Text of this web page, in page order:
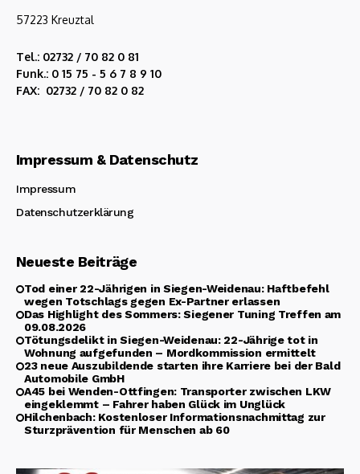
57223 Kreuztal
Tel.: 02732 / 70 82 0 81
Funk.: 0 15 75 - 5 6 7 8 9 10
FAX: 02732 / 70 82 0 82
Impressum & Datenschutz
Impressum
Datenschutzerklärung
Neueste Beiträge
Tod einer 22-Jährigen in Siegen-Weidenau: Haftbefehl
wegen Totschlags gegen Ex-Partner erlassen
Das Highlight des Sommers: Siegener Tuning Treffen am
09.08.2026
Tötungsdelikt in Siegen-Weidenau: 22-Jährige tot in
Wohnung aufgefunden – Mordkommission ermittelt
23 neue Auszubildende starten ihre Karriere bei der Bald
Automobile GmbH
A45 bei Wenden-Ottfingen: Transporter zwischen LKW
eingeklemmt – Fahrer haben Glück im Unglück
Hilchenbach: Kostenloser Informationsnachmittag zur
Sturzprävention für Menschen ab 60